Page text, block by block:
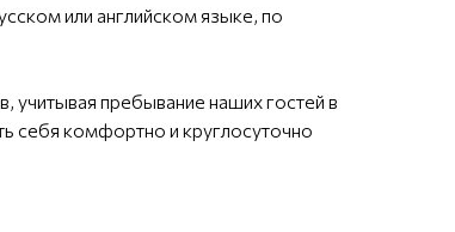
или английском языке, по
учитывая пребывание наших гостей в
себя комфортно и круглосуточно